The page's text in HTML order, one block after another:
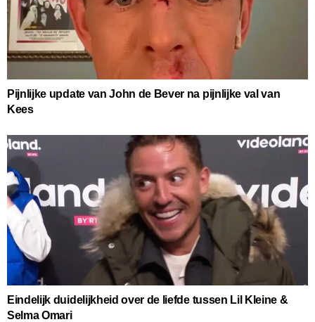
Pijnlijke update van John de Bever na pijnlijke val van
Kees
Eindelijk duidelijkheid over de liefde tussen Lil Kleine &
Selma Omari